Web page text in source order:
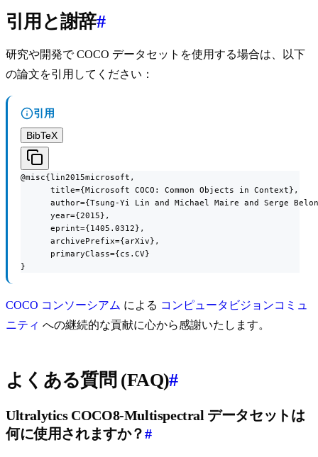
引用と謝辞#
研究や開発で COCO データセットを使用する場合は、以下
の論文を引用してください：
引用
BibTeX
@misc{lin2015microsoft,
      title={Microsoft COCO: Common Objects in Context},
author={Tsung-Yi Lin and Michael Maire and Serge
      year={2015},
      eprint={1405.0312},
      archivePrefix={arXiv},
      primaryClass={cs.CV}
}
COCO コンソーシアム による コンピュータビジョンコミュ
ニティ への継続的な貢献に心から感謝いたします。
よくある質問 (FAQ)#
Ultralytics COCO8-Multispectral データセットは
何に使用されますか？#